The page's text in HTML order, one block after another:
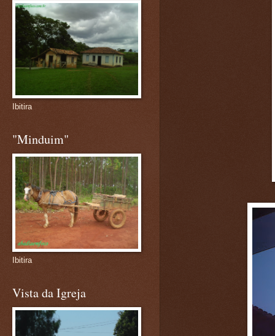
Ibitira
"Minduim"
Ibitira
Vista da Igreja